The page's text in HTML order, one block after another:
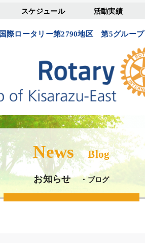
スケジュール 活動実績
国際ロータリー第2790地区 第5グループ
News Blog
お知らせ ・ブログ